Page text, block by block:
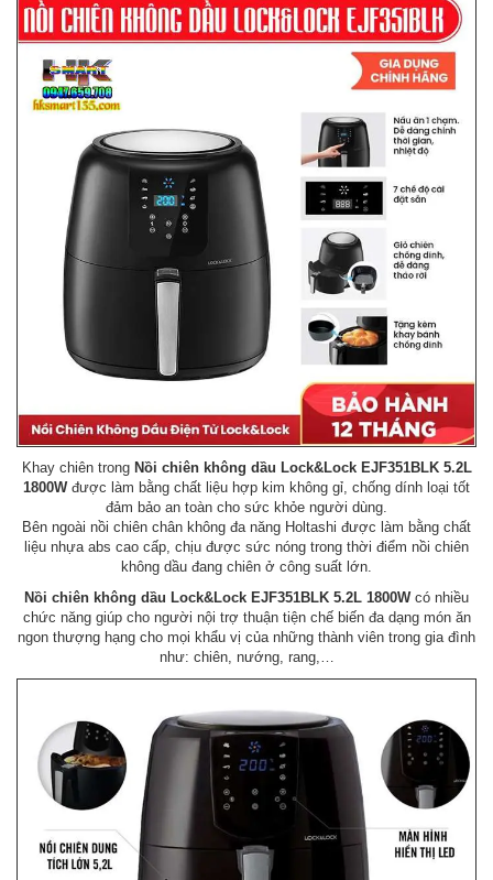
Khay chiên trong Nồi chiên không dầu Lock&Lock EJF351BLK 5.2L
1800Wđược làm bằng chất liệu hợp kim không gỉ, chống dính loại tốt
đảm bảo an toàn cho sức khỏe người dùng.
Bên ngoài nồi chiên chân không đa năng Holtashi được làm bằng chất
liệu nhựa abs cao cấp, chịu được sức nóng trong thời điểm nồi chiên
không dầu đang chiên ở công suất lớn.
Nồi chiên không dầu Lock&Lock EJF351BLK 5.2L 1800Wcó nhiều
chức năng giúp cho người nội trợ thuận tiện chế biến đa dạng món ăn
ngon thượng hạng cho mọi khẩu vị của những thành viên trong gia đình
như: chiên, nướng, rang,…